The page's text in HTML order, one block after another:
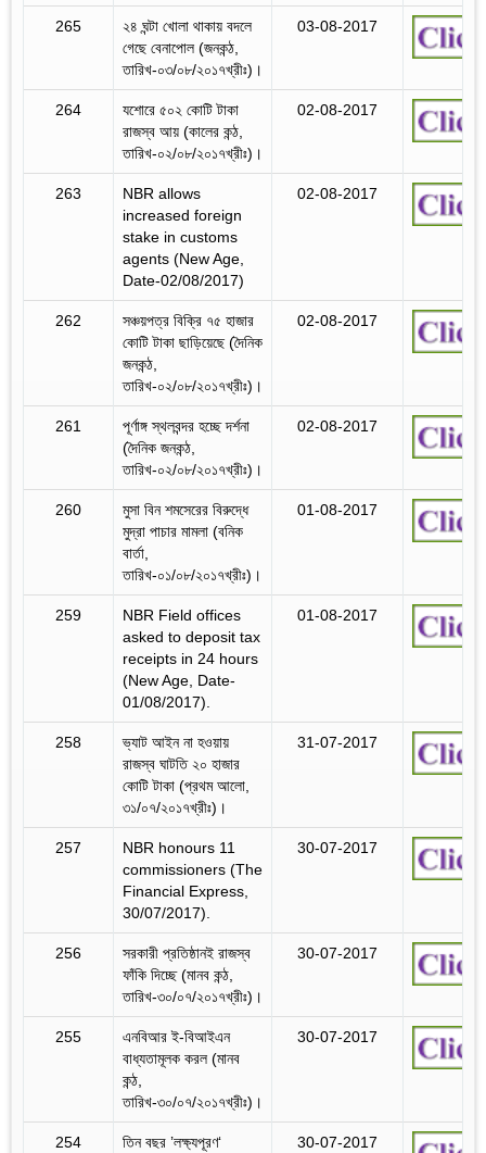
265
২৪ ঘন্টা খোলা থাকায় বদলে
গেছে বেনাপোল (জনকন্ঠ,
তারিখ-০৩/০৮/২০১৭খ্রীঃ)।
03-08-2017
264
যশোরে ৫০২ কোটি টাকা
রাজস্ব আয় (কালের কন্ঠ,
তারিখ-০২/০৮/২০১৭খ্রীঃ)।
02-08-2017
263
NBR allows
increased foreign
stake in customs
agents (New Age,
Date-02/08/2017)
02-08-2017
262
সঞ্চয়পত্র বিক্রি ৭৫ হাজার
কোটি টাকা ছাড়িয়েছে (দৈনিক
জনকন্ঠ,
তারিখ-০২/০৮/২০১৭খ্রীঃ)।
02-08-2017
261
পূর্ণাঙ্গ স্থলবন্দর হচ্ছে দর্শনা
(দৈনিক জনকন্ঠ,
তারিখ-০২/০৮/২০১৭খ্রীঃ)।
02-08-2017
260
মুসা বিন শমসেরের বিরুদ্ধে
মুদ্রা পাচার মামলা (বনিক
বার্তা,
তারিখ-০১/০৮/২০১৭খ্রীঃ)।
01-08-2017
259
NBR Field offices
asked to deposit tax
receipts in 24 hours
(New Age, Date-
01/08/2017).
01-08-2017
258
ভ্যাট আইন না হওয়ায়
রাজস্ব ঘাটতি ২০ হাজার
কোটি টাকা (প্রথম আলো,
৩১/০৭/২০১৭খ্রীঃ)।
31-07-2017
257
NBR honours 11
commissioners (The
Financial Express,
30/07/2017).
30-07-2017
256
সরকারী প্রতিষ্ঠানই রাজস্ব
ফাঁকি দিচ্ছে (মানব কন্ঠ,
তারিখ-৩০/০৭/২০১৭খ্রীঃ)।
30-07-2017
255
এনবিআর ই-বিআইএন
বাধ্যতামূলক করল (মানব
কন্ঠ,
তারিখ-৩০/০৭/২০১৭খ্রীঃ)।
30-07-2017
254
তিন বছর ’লক্ষ্যপূরণ‘
30-07-2017